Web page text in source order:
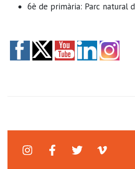
6è de primària: Parc natural